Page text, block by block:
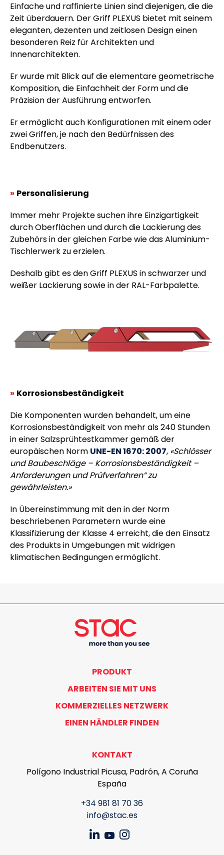
Einfache und raffinierte Linien sind diejenigen, die die
Zeit überdauern. Der Griff PLEXUS bietet mit seinem
eleganten, dezenten und zeitlosen Design einen
besonderen Reiz für Architekten und
Innenarchitekten.
Er wurde mit Blick auf die elementare geometrische
Komposition, die Einfachheit der Form und die
Präzision der Ausführung entworfen.
Er ermöglicht auch Konfigurationen mit einem oder
zwei Griffen, je nach den Bedürfnissen des
Endbenutzers.
» Personalisierung
Immer mehr Projekte suchen ihre Einzigartigkeit
durch Oberflächen und durch die Lackierung des
Zubehörs in der gleichen Farbe wie das Aluminium-
Tischlerwerk zu erzielen.
Deshalb gibt es den Griff PLEXUS in schwarzer und
weißer Lackierung sowie in der RAL-Farbpalette.
» Korrosionsbeständigkeit
Die Komponenten wurden behandelt, um eine
Korrosionsbeständigkeit von mehr als 240 Stunden
in einer Salzsprühtestkammer gemäß der
europäischen Norm UNE-EN 1670: 2007, «Schlösser
und Baubeschläge – Korrosionsbeständigkeit –
Anforderungen und Prüfverfahren“ zu
gewährleisten.»
In Übereinstimmung mit den in der Norm
beschriebenen Parametern wurde eine
Klassifizierung der Klasse 4 erreicht, die den Einsatz
des Produkts in Umgebungen mit widrigen
klimatischen Bedingungen ermöglicht.
PRODUKT
ARBEITEN SIE MIT UNS
KOMMERZIELLES NETZWERK
EINEN HÄNDLER FINDEN
KONTAKT
Polígono Industrial Picusa, Padrón, A Coruña
España
+34 981 81 70 36
info@stac.es